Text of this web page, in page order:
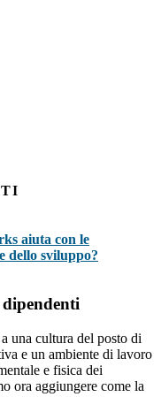
aiuta con le
dello sviluppo?
dipendenti
una cultura del posto di
e un ambiente di lavoro
e fisica dei
ora aggiungere come la